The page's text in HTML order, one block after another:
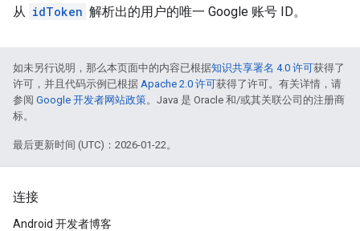
从 idToken 解析出的用户的唯一 Google 账号 ID。
如未另行说明，那么本页面中的内容已根据知识共享署名 4.0 许可获得了
许可，并且代码示例已根据 Apache 2.0 许可获得了许可。有关详情，请
参阅 Google 开发者网站政策。Java 是 Oracle 和/或其关联公司的注册商
标。
最后更新时间 (UTC)：2026-01-22。
连接
Android 开发者博客